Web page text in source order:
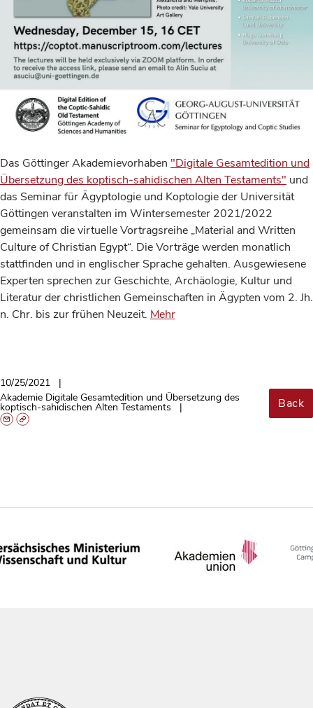
Das Göttinger Akademievorhaben "Digitale Gesamtedition und
Übersetzung des koptisch-sahidischen Alten Testaments" und
das Seminar für Ägyptologie und Koptologie der Universität
Göttingen veranstalten im Wintersemester 2021/2022
gemeinsam die virtuelle Vortragsreihe „Material and Written
Culture of Christian Egypt“. Die Vorträge werden monatlich
stattfinden und in englischer Sprache gehalten. Ausgewiesene
Experten sprechen zur Geschichte, Archäologie, Kultur und
Literatur der christlichen Gemeinschaften in Ägypten vom 2. Jh.
n. Chr. bis zur frühen Neuzeit. Mehr
10/25/2021
Akademie Digitale Gesamtedition und Übersetzung des
koptisch-sahidischen Alten Testaments Back